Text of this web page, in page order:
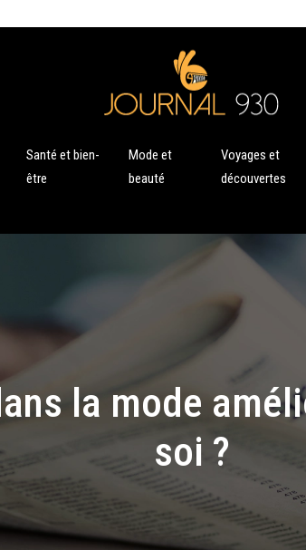
Santé et bien-
être
Mode et
beauté
Voyages et
découvertes
la mode
soi ?